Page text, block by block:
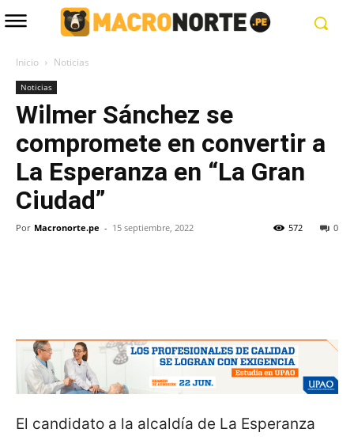
Inicio Noticias
Noticias
Wilmer Sánchez se
compromete en convertir a
La Esperanza en “La Gran
Ciudad”
Por Macronorte.pe - 15 septiembre, 2022 0
572
El candidato a la alcaldía de La Esperanza